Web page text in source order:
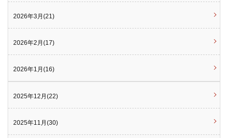
2026年3月(21)
2026年2月(17)
2026年1月(16)
2025年12月(22)
2025年11月(30)